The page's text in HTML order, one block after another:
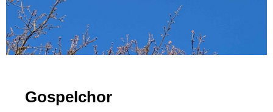
Gospelchor